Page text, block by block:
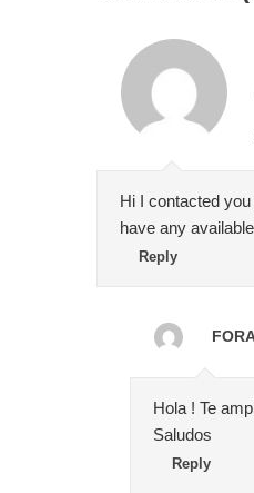
Hi I contacted
have any
Reply
Hola ! Te
Saludos
Reply